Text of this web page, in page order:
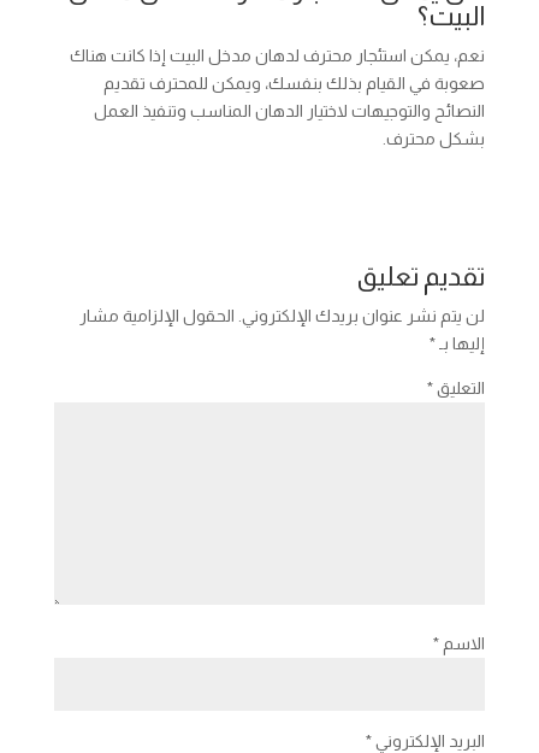
البيت؟
نعم، يمكن استئجار محترف لدهان مدخل البيت إذا كانت هناك
صعوبة في القيام بذلك بنفسك، ويمكن للمحترف تقديم
النصائح والتوجيهات لاختيار الدهان المناسب وتنفيذ العمل
بشكل محترف.
تقديم تعليق
لن يتم نشر عنوان بريدك الإلكتروني. الحقول الإلزامية مشار
إليها بـ*
التعليق*
الاسم *
البريد الإلكتروني*